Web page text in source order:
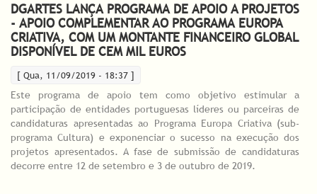
DGARTES LANÇA PROGRAMA DE APOIO A PROJETOS
- APOIO COMPLEMENTAR AO PROGRAMA EUROPA
CRIATIVA, COM UM MONTANTE FINANCEIRO GLOBAL
DISPONÍVEL DE CEM MIL EUROS
[ Qua, 11/09/2019 - 18:37 ]
Este programa de apoio tem como objetivo estimular a
participação de entidades portuguesas líderes ou parceiras de
candidaturas apresentadas ao Programa Europa Criativa (sub-
programa Cultura) e exponenciar o sucesso na execução dos
projetos apresentados. A fase de submissão de candidaturas
decorre entre 12 de setembro e 3 de outubro de 2019.